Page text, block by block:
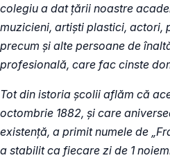
colegiu a dat țării noastre
muzicieni, artiști plastici, actori,
precum și alte persoane de
profesională, care fac cinste
Tot din istoria școlii aflăm că
octombrie 1882, și care
existență, a primit numele de
a stabilit ca fiecare zi de 1